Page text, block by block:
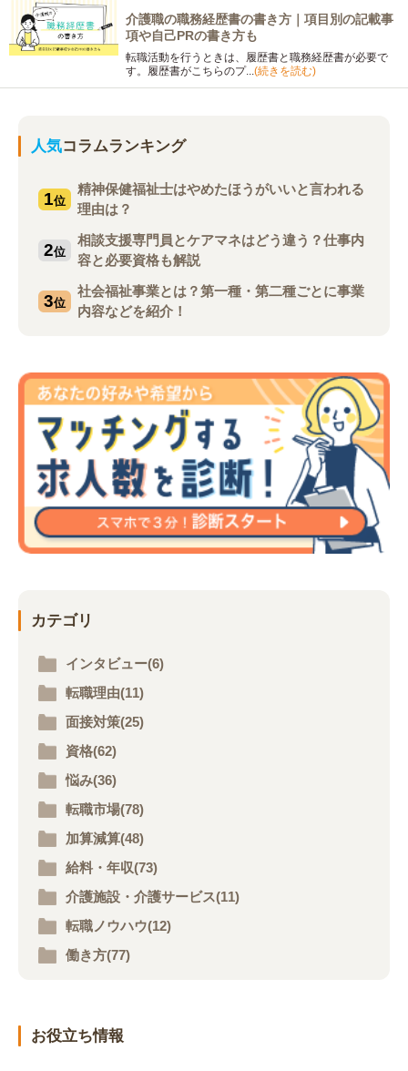
介護職の職務経歴書の書き方｜項目別の記載事
項や自己PRの書き方も
転職活動を行うときは、履歴書と職務経歴書が必要で
す。履歴書がこちらのプ...(続きを読む)
人気コラムランキング
1位
精神保健福祉士はやめたほうがいいと言われる
理由は？
2位
相談支援専門員とケアマネはどう違う？仕事内
容と必要資格も解説
3位
社会福祉事業とは？第一種・第二種ごとに事業
内容などを紹介！
カテゴリ
インタビュー(6)
転職理由(11)
面接対策(25)
資格(62)
悩み(36)
転職市場(78)
加算減算(48)
給料・年収(73)
介護施設・介護サービス(11)
転職ノウハウ(12)
働き方(77)
お役立ち情報